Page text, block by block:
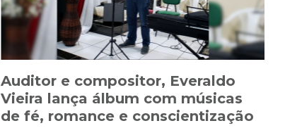
Auditor e compositor, Everaldo
Vieira lança álbum com músicas
de fé, romance e conscientização